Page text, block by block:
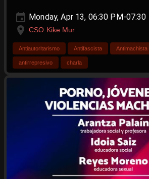
Monday, Apr 13, 06:30 PM-07:30
CSO Kike Mur
Antiautoritarismo Antifascista Antimachista
antirrepresivo charla